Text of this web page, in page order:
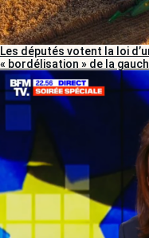
Les députés votent la loi
« bordélisation » de la